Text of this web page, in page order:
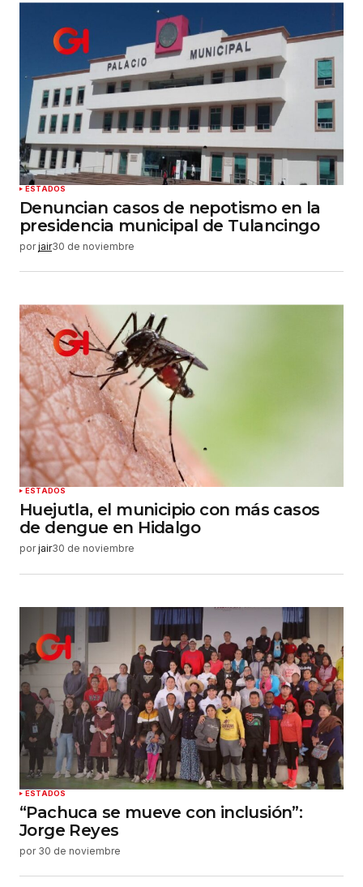
ESTADOS
Denuncian casos de nepotismo en la
presidencia municipal de Tulancingo
por jair30 de noviembre
ESTADOS
Huejutla, el municipio con más casos
de dengue en Hidalgo
por jair30 de noviembre
ESTADOS
“Pachuca se mueve con inclusión”:
Jorge Reyes
por 30 de noviembre